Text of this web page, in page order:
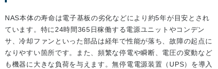
NAS本体の寿命は電子基板の劣化などにより約5年が目安とされ
ています。特に24時間365日稼働する電源ユニットやコンデン
サ、冷却ファンといった部品は経年で性能が落ち、故障の起点に
なりやすい箇所です。また、頻繁な停電や瞬断、電圧の変動など
も機器に大きな負荷を与えます。無停電電源装置（UPS）を導入